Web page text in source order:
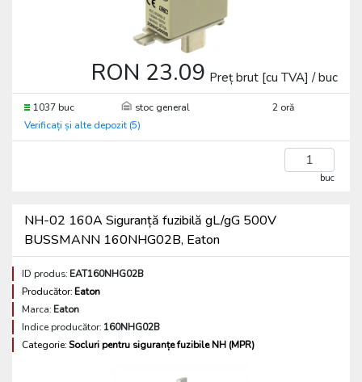
RON 23.09 Preț brut [cu TVA] / buc
1037 buc stoc general
2 oră
Verificați și alte depozit (5)
buc
NH-02 160A Siguranță fuzibilă gL/gG 500V
BUSSMANN 160NHG02B, Eaton
ID produs:EAT160NHG02B
Producător:Eaton
Marca:Eaton
Indice producător: 160NHG02B
Categorie:Socluri pentru siguranțe fuzibile NH (MPR)